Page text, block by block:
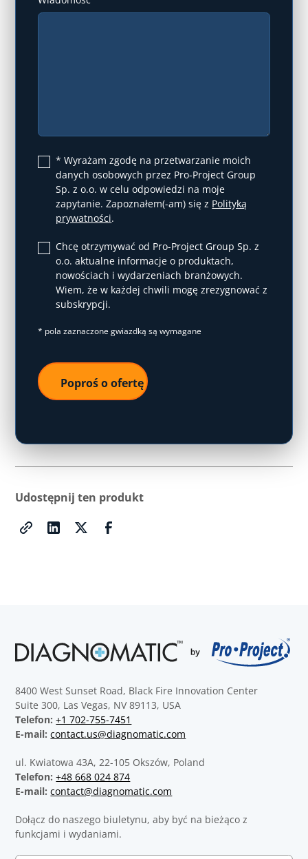
* Wyrażam zgodę na przetwarzanie moich
danych osobowych przez Pro-Project Group
Sp. z o.o. w celu odpowiedzi na moje
zapytanie. Zapoznałem(-am) się z Polityką
prywatności.
Chcę otrzymywać od Pro-Project Group Sp. z
o.o. aktualne informacje o produktach,
nowościach i wydarzeniach branżowych.
Wiem, że w każdej chwili mogę zrezygnować z
subskrypcji.
* pola zaznaczone gwiazdką są wymagane
Udostępnij ten produkt
8400 West Sunset Road, Black Fire Innovation Center
Suite 300, Las Vegas, NV 89113, USA
Telefon: +1 702-755-7451
E-mail: contact.us@diagnomatic.com
ul. Kwiatowa 43A, 22-105 Okszów, Poland
Telefon: +48 668 024 874
E-mail: contact@diagnomatic.com
Dołącz do naszego biuletynu, aby być na bieżąco z
funkcjami i wydaniami.